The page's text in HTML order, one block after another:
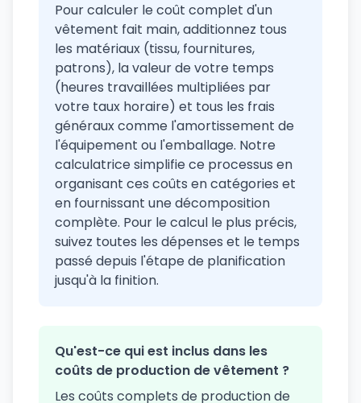
Pour calculer le coût complet d'un
vêtement fait main, additionnez tous
les matériaux (tissu, fournitures,
patrons), la valeur de votre temps
(heures travaillées multipliées par
votre taux horaire) et tous les frais
généraux comme l'amortissement de
l'équipement ou l'emballage. Notre
calculatrice simplifie ce processus en
organisant ces coûts en catégories et
en fournissant une décomposition
complète. Pour le calcul le plus précis,
suivez toutes les dépenses et le temps
passé depuis l'étape de planification
jusqu'à la finition.
Qu'est-ce qui est inclus dans les
coûts de production de vêtement ?
Les coûts complets de production de